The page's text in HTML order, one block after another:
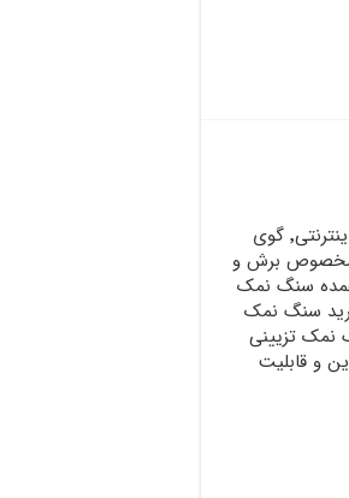
سنگ نمک تراش خورده فروش اینترنتی٬ گوی
مخصوص برش و
نمک٬ فروش عمده سنگ نمک
خرید سنگ نمک
نمک تزیینی
و قابلیت